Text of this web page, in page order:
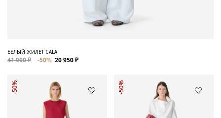
БЕЛЫЙ ЖИЛЕТ CALA
41 900 ₽ -50% 20 950 ₽
-50% -50%